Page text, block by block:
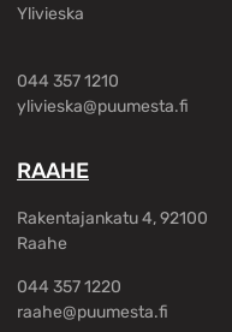
Ylivieska
044 357 1210
ylivieska@puumesta.fi
RAAHE
Rakentajankatu 4, 92100
Raahe
044 357 1220
raahe@puumesta.fi